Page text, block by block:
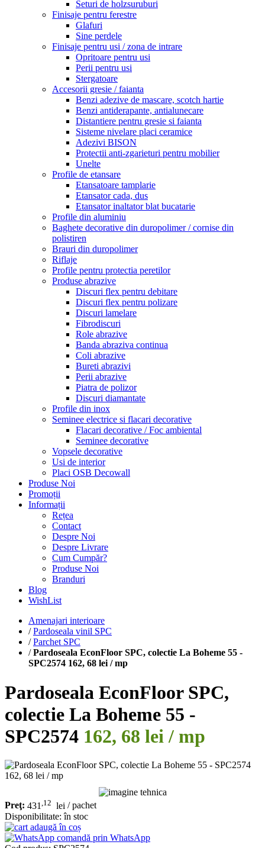
Seturi de holzsuruburi
Finisaje pentru ferestre
Glafuri
Sine perdele
Finisaje pentru usi / zona de intrare
Opritoare pentru usi
Perii pentru usi
Stergatoare
Accesorii gresie / faianta
Benzi adezive de mascare, scotch hartie
Benzi antiderapante, antialunecare
Distantiere pentru gresie si faianta
Sisteme nivelare placi ceramice
Adezivi BISON
Protectii anti-zgarieturi pentru mobilier
Unelte
Profile de etansare
Etansatoare tamplarie
Etansator cada, dus
Etansator inaltator blat bucatarie
Profile din aluminiu
Baghete decorative din duropolimer / cornise din
polistiren
Brauri din duropolimer
Riflaje
Profile pentru protectia peretilor
Produse abrazive
Discuri flex pentru debitare
Discuri flex pentru polizare
Discuri lamelare
Fibrodiscuri
Role abrazive
Banda abraziva continua
Coli abrazive
Bureti abrazivi
Perii abrazive
Piatra de polizor
Discuri diamantate
Profile din inox
Seminee electrice si flacari decorative
Flacari decorative / Foc ambiental
Seminee decorative
Vopsele decorative
Usi de interior
Placi OSB Decowall
Produse Noi
Promoții
Informații
Rețea
Contact
Despre Noi
Despre Livrare
Cum Cumpăr?
Produse Noi
Branduri
Blog
WishList
Amenajari interioare
/Pardoseala vinil SPC
/Parchet SPC
/Pardoseala EconFloor SPC, colectie La Boheme 55 -
SPC2574 162, 68 lei / mp
Pardoseala EconFloor SPC,
colectie La Boheme 55 -
SPC2574 162, 68 lei / mp
Preţ: 431 ,12 lei / pachet
Disponibilitate: în stoc
adaugă în coș
comandă prin WhatsApp